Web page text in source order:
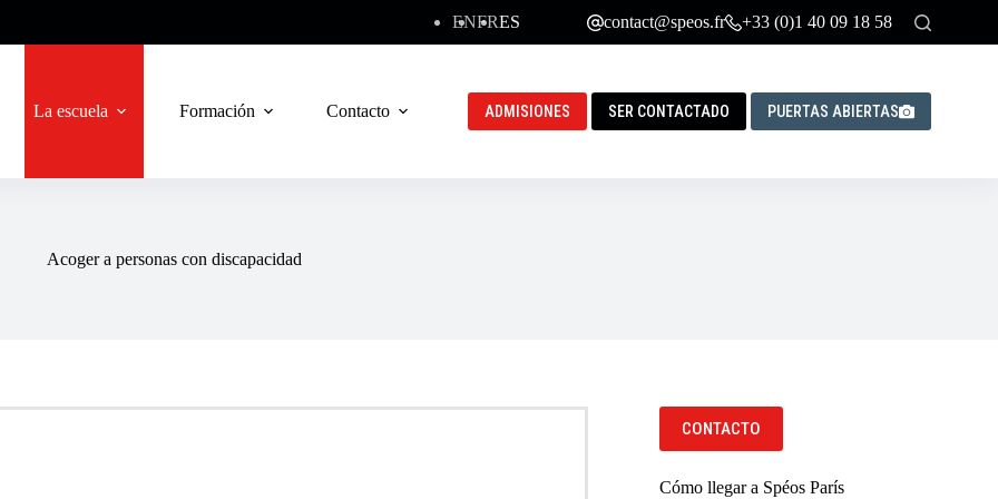
ENFRES contact@speos.fr +33 (0)1 40 09 18 58
La escuela Formación Contacto ADMISIONES SER CONTACTADO PUERTAS ABIERTAS
Acoger a personas con discapacidad
CONTACTO
Cómo llegar a Spéos París